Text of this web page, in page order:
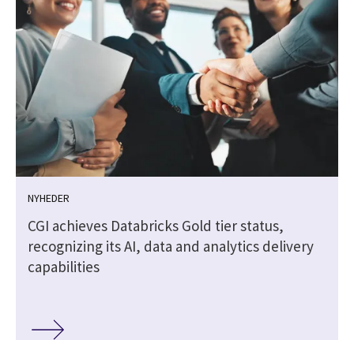
NYHEDER
CGI achieves Databricks Gold tier status,
recognizing its AI, data and analytics delivery
capabilities